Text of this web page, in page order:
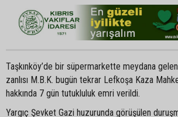
Taşkınköy’de bir süpermarkette meydana gelen
zanlısı M.B.K. bugün tekrar Lefkoşa Kaza
hakkında 7 gün tutukluluk emri verildi.
Yargıç Şevket Gazi huzurunda görüşülen